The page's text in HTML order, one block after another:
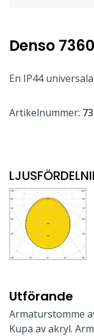
Denso
En IP44
Artikelnummer:
Utförande
Armaturstomme
Kupa av akryl.